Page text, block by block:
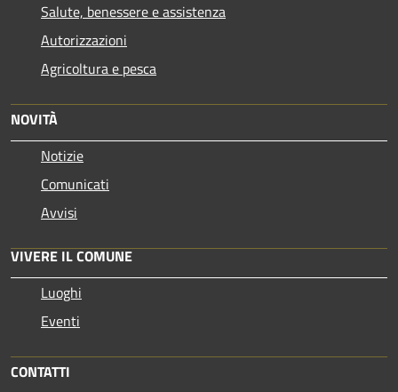
Salute, benessere e assistenza
Autorizzazioni
Agricoltura e pesca
NOVITÀ
Notizie
Comunicati
Avvisi
VIVERE IL COMUNE
Luoghi
Eventi
CONTATTI